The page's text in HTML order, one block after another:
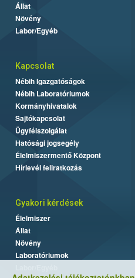
Állat
Növény
Labor/Egyéb
Kapcsolat
Nébih Igazgatóságok
Nébih Laboratóriumok
Kormányhivatalok
Sajtókapcsolat
Ügyfélszolgálat
Hatósági jogsegély
Élelmiszermentő Központ
Hírlevél feliratkozás
Gyakori kérdések
Élelmiszer
Állat
Növény
Laboratóriumok